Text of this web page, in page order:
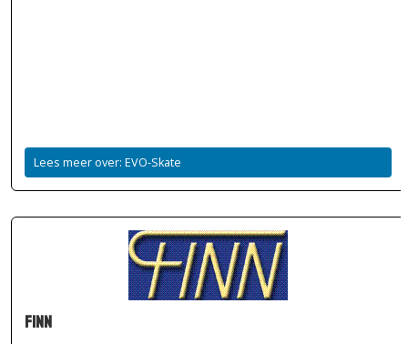
Lees meer over: EVO-Skate
Finn